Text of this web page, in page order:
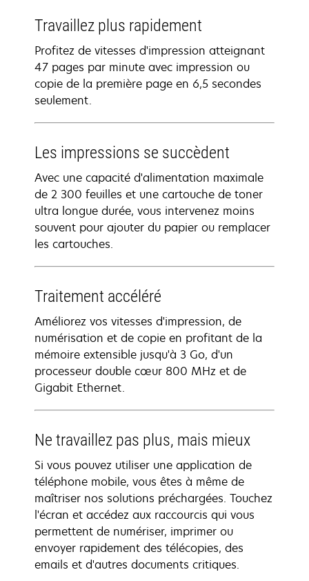
Travaillez plus rapidement
Profitez de vitesses d'impression atteignant
47 pages par minute avec impression ou
copie de la première page en 6,5 secondes
seulement.
Les impressions se succèdent
Avec une capacité d'alimentation maximale
de 2 300 feuilles et une cartouche de toner
ultra longue durée, vous intervenez moins
souvent pour ajouter du papier ou remplacer
les cartouches.
Traitement accéléré
Améliorez vos vitesses d'impression, de
numérisation et de copie en profitant de la
mémoire extensible jusqu'à 3 Go, d'un
processeur double cœur 800 MHz et de
Gigabit Ethernet.
Ne travaillez pas plus, mais mieux
Si vous pouvez utiliser une application de
téléphone mobile, vous êtes à même de
maîtriser nos solutions préchargées. Touchez
l'écran et accédez aux raccourcis qui vous
permettent de numériser, imprimer ou
envoyer rapidement des télécopies, des
emails et d'autres documents critiques.